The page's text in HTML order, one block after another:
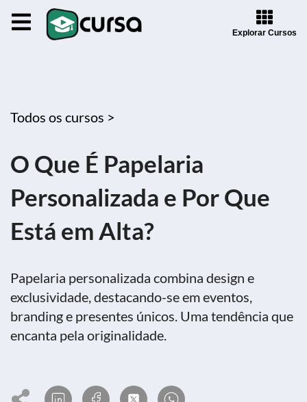
Explorar Cursos
Todos os cursos >
O Que É Papelaria
Personalizada e Por Que
Está em Alta?
Papelaria personalizada combina design e
exclusividade, destacando-se em eventos,
branding e presentes únicos. Uma tendência que
encanta pela originalidade.